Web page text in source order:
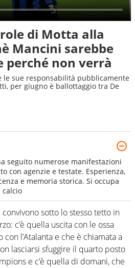
di Motta alla
Mancini sarebbe
perché non verrà
le sue responsabilità pubblicamente
per giugno è ballottaggio tra De
seguito numerose manifestazioni
con agenzie e testate. Esperienza,
e memoria storica. Si occupa
calcio
convivono sotto lo stesso tetto in
c’è quella uscita con le ossa
l’Atalanta e che è chiamata a
lasciarsi sfuggire il quarto posto
e c’è quella di domani, che